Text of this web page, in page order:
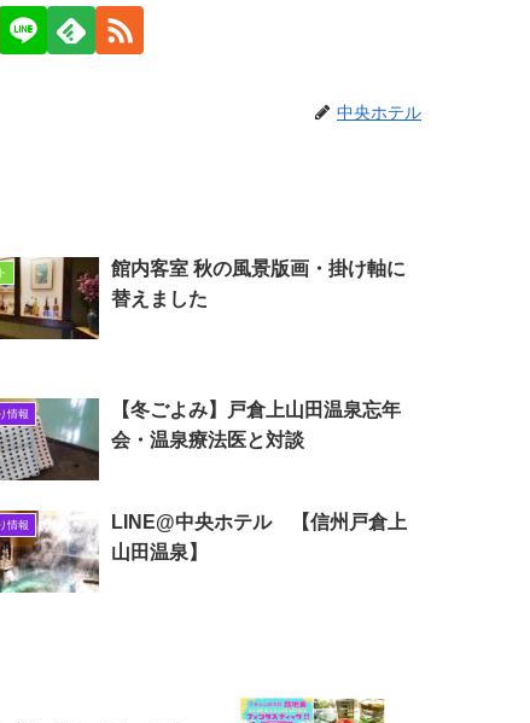
中央ホテル
館内客室 秋の風景版画・掛け軸に
替えました
情報
【冬ごよみ】戸倉上山田温泉忘年
会・温泉療法医と対談
情報
LINE@中央ホテル 【信州戸倉上
山田温泉】